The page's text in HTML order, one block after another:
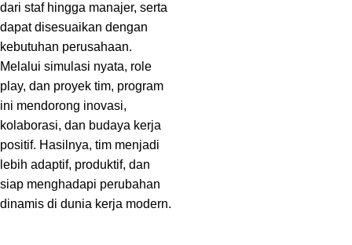
dari staf hingga manajer, serta
dapat disesuaikan dengan
kebutuhan perusahaan.
Melalui simulasi nyata, role
play, dan proyek tim, program
ini mendorong inovasi,
kolaborasi, dan budaya kerja
positif. Hasilnya, tim menjadi
lebih adaptif, produktif, dan
siap menghadapi perubahan
dinamis di dunia kerja modern.